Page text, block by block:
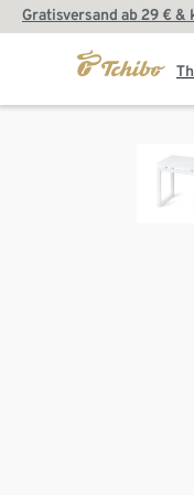
Gratisversand ab 29 € &